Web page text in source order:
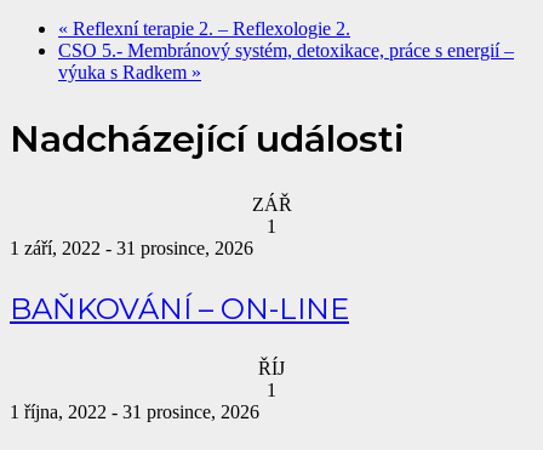
« Reflexní terapie 2. – Reflexologie 2.
CSO 5.- Membránový systém, detoxikace, práce s energií –
výuka s Radkem »
Nadcházející události
ZÁŘ
1
1 září, 2022 - 31 prosince, 2026
BAŇKOVÁNÍ – ON-LINE
ŘÍJ
1
1 října, 2022 - 31 prosince, 2026